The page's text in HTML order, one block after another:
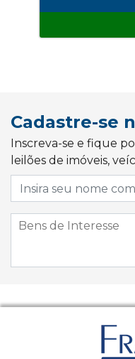
Cadastre-se
Inscreva-se e fique
leilões de imóveis,